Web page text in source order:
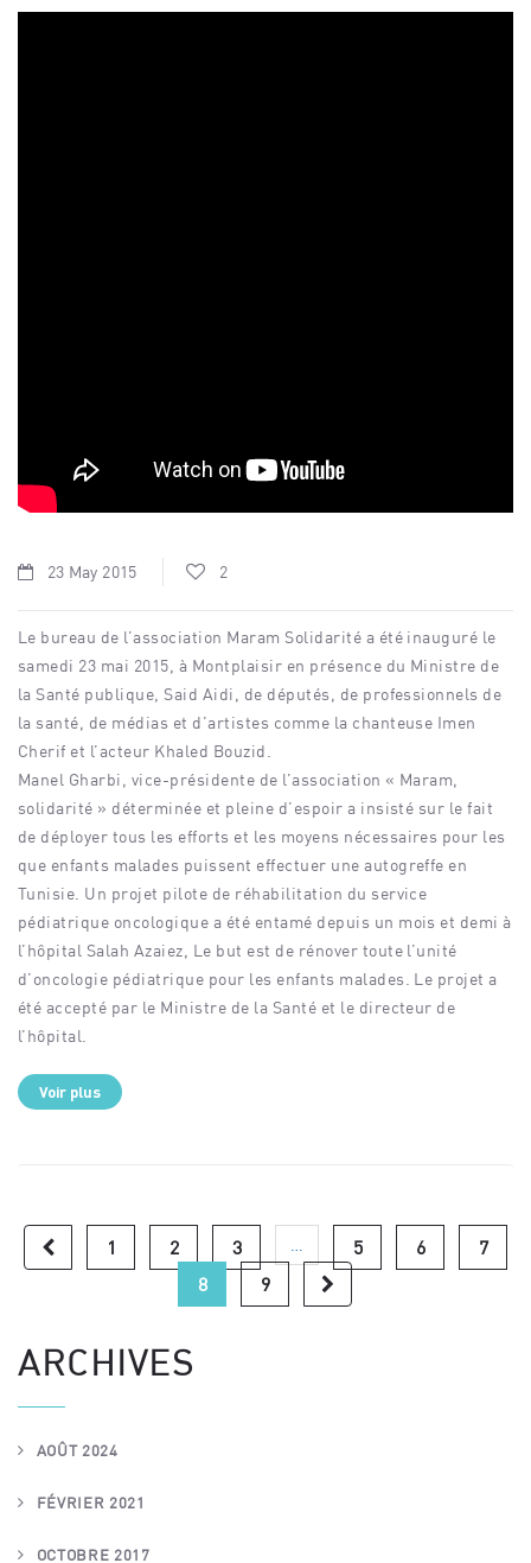
23 May 2015 2
Le bureau de l’association Maram Solidarité a été inauguré le
samedi 23 mai 2015, à Montplaisir en présence du Ministre de
la Santé publique, Said Aidi, de députés, de professionnels de
la santé, de médias et d’artistes comme la chanteuse Imen
Cherif et l’acteur Khaled Bouzid.
Manel Gharbi, vice-présidente de l’association « Maram,
solidarité » déterminée et pleine d’espoir a insisté sur le fait
de déployer tous les efforts et les moyens nécessaires pour les
que enfants malades puissent effectuer une autogreffe en
Tunisie. Un projet pilote de réhabilitation du service
pédiatrique oncologique a été entamé depuis un mois et demi à
l’hôpital Salah Azaiez, Le but est de rénover toute l’unité
d’oncologie pédiatrique pour les enfants malades. Le projet a
été accepté par le Ministre de la Santé et le directeur de
l’hôpital.
Voir plus
1 2 3 5 6
7
8
9
ARCHIVES
AOÛT 2024
FÉVRIER 2021
OCTOBRE 2017